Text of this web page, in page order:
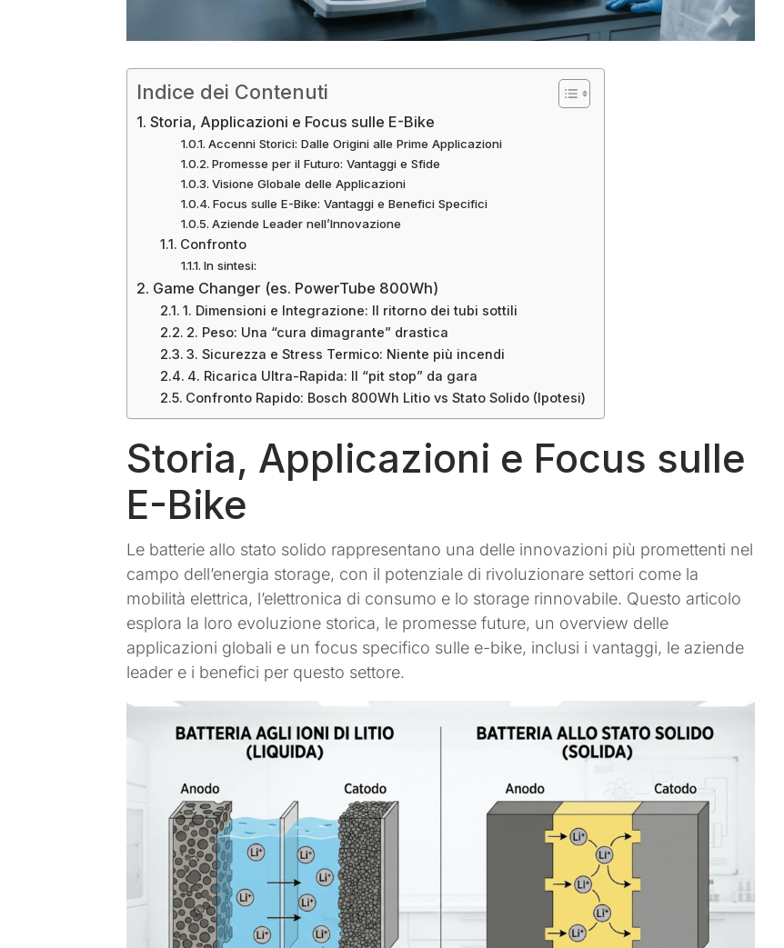
Indice dei Contenuti
Storia, Applicazioni e Focus sulle E-Bike
Accenni Storici: Dalle Origini alle Prime Applicazioni
Promesse per il Futuro: Vantaggi e Sfide
Visione Globale delle Applicazioni
Focus sulle E-Bike: Vantaggi e Benefici Specifici
Aziende Leader nell’Innovazione
Confronto
In sintesi:
Game Changer (es. PowerTube 800Wh)
1. Dimensioni e Integrazione: Il ritorno dei tubi sottili
2. Peso: Una “cura dimagrante” drastica
3. Sicurezza e Stress Termico: Niente più incendi
4. Ricarica Ultra-Rapida: Il “pit stop” da gara
Confronto Rapido: Bosch 800Wh Litio vs Stato Solido (Ipotesi)
Storia, Applicazioni e Focus sulle
E-Bike
Le batterie allo stato solido rappresentano una delle innovazioni più promettenti nel
campo dell’energia storage, con il potenziale di rivoluzionare settori come la
mobilità elettrica, l’elettronica di consumo e lo storage rinnovabile. Questo articolo
esplora la loro evoluzione storica, le promesse future, un overview delle
applicazioni globali e un focus specifico sulle e-bike, inclusi i vantaggi, le aziende
leader e i benefici per questo settore.